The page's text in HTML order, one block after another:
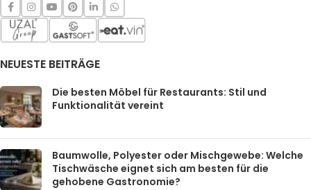
NEUESTE BEITRÄGE
Die besten Möbel für Restaurants: Stil und
Funktionalität vereint
Baumwolle, Polyester oder Mischgewebe: Welche
Tischwäsche eignet sich am besten für die
gehobene Gastronomie?